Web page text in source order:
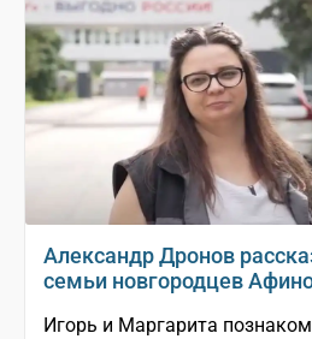
Александр Дронов
семьи новгородцев
Игорь и Маргарита